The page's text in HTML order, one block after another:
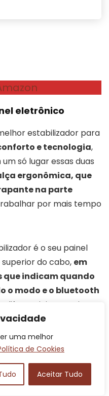
uma melhor
de Cookies
Aceitar Tudo
eletrônico
estabilizador para
e tecnologia,
só lugar essas duas
ergonômica, que
na parte
por mais tempo
é o seu painel
do cabo, em
que indicam quando
o modo e o bluetooth
diferenciais, possui
o tempo em que irá
de 4 a 5
que o produto